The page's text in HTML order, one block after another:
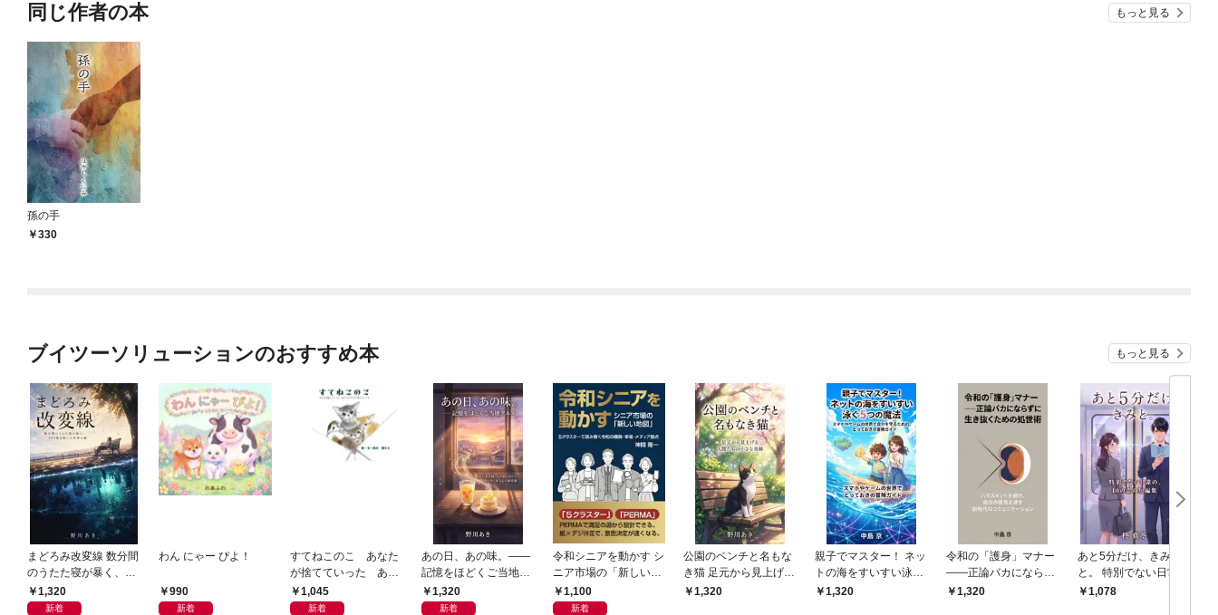
同じ作者の本 もっと見る
孫の手
330
ブイツーソリューションのおすすめ本 もっと見る
まどろみ改変線 数分間
のうたた寝が暴く、18
0度反転した世界の謎
1,320
新着
わん にゃー ぴよ！
990
新着
すてねこのこ あなた
が捨てていった あの
子たちのその後のこと
です
1,045
新着
あの日、あの味。――
記憶をほどくご当地グ
ルメ 日本全国、ふと思
い出して食べたくなる
1,320
新着
令和シニアを動かす シ
ニア市場の「新しい地
図」 ５クラスターで読
み解く令和の購買・幸
1,100
新着
公園のベンチと名もな
き猫 足元から見上げる
人間たちの小さな奇跡
1,320
親子でマスター！ ネッ
トの海をすいすい泳ぐ
5つの魔法 スマホやゲ
1,320
令和の「護身」マナー
――正論バカにならず
に生き抜くための処世
1,320
あと5分だけ、きみ
と。 特別でない日常
の、10の恋の短編集
1,078